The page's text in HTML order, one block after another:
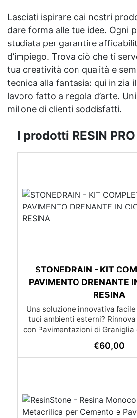
Lasciati ispirare dai nostri
dare forma alle tue idee. Ogni
studiata per garantire
d’impiego. Trova ciò che ti
tua creatività con qualità e
tecnica alla fantasia: qui inizia
lavoro fatto a regola d’arte.
milione di clienti soddisfatti.
I prodotti RESIN PRO
STONEDRAIN - KIT
PAVIMENTO DRENANTE
RESINA
Una soluzione innovativa
tuoi ambienti esterni?
con Pavimentazioni di Graniglia
trasformare qualsiasi superficie
da ragazzi: l’applicazione è
posatori. oppure se preferisci
preventivo su misura già
€60,00